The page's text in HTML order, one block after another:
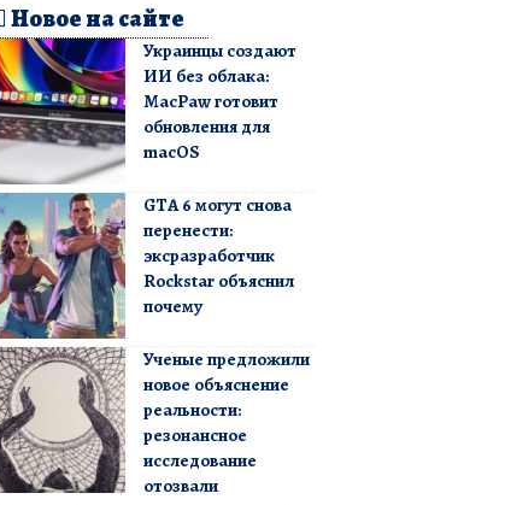
Новое на сайте
Украинцы создают
ИИ без облака:
MacPaw готовит
обновления для
macOS
GTA 6 могут снова
перенести:
эксразработчик
Rockstar объяснил
почему
Ученые предложили
новое объяснение
реальности:
резонансное
исследование
отозвали